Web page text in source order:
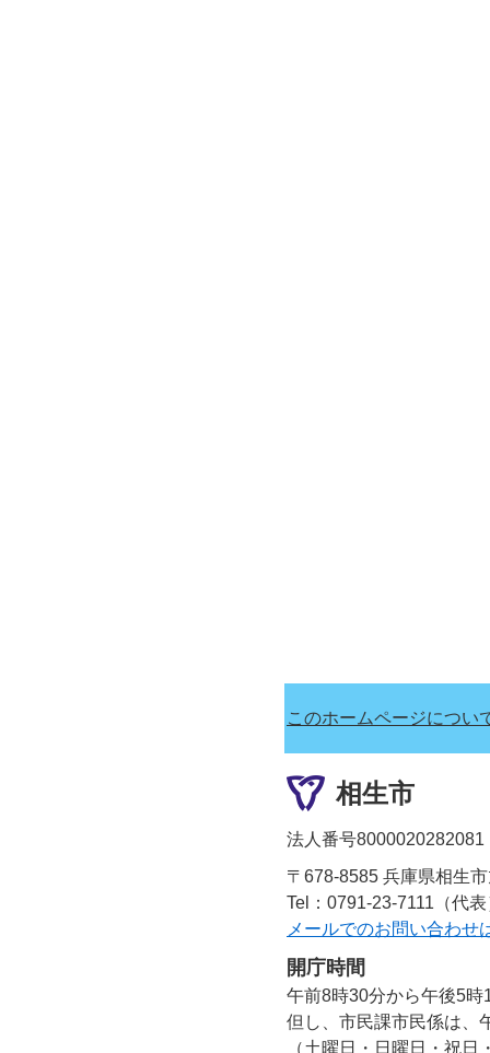
このホームページについ
相生市
法人番号8000020282081
〒678-8585 兵庫県相生
Tel：0791-23-7111（代表
メールでのお問い合わせ
開庁時間
午前8時30分から午後5時
但し、市民課市民係は、
（土曜日・日曜日・祝日